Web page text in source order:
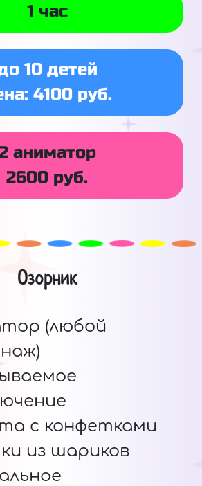
1 час
10 детей
4100 руб.
аниматор
2600 руб.
Озорник
(любой
с конфетками
из шариков